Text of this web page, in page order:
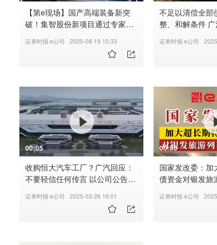
【第e现场】国产高端装备新突
破！集智股份新项目通过专家评
证券时报·e公司 2025-08-19 15:33
不足以清偿全部
整、和解条件
汽菲克
证券时报·e公司
00:05
收购恒大汽车工厂？广汽回应：
不要轻信任何传言 以公司公告为
证券时报·e公司 2025-03-26 16:01
00:05
国家发改委：加
债资金对银发旅
证券时报·e公司